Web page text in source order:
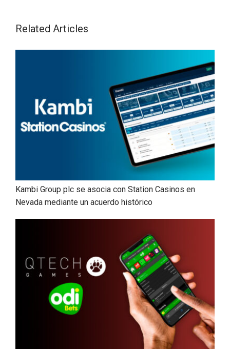
Related Articles
Kambi Group plc se asocia con Station Casinos en
Nevada mediante un acuerdo histórico